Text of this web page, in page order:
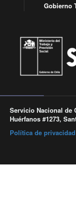
Gobierno
Servicio Nacional de
Huérfanos #1273,
Política de privacidad